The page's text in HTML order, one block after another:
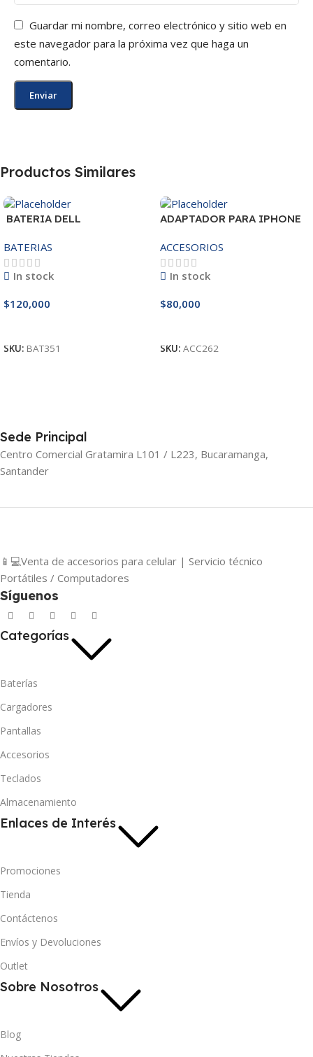
Guardar mi nombre, correo electrónico y sitio web en
este navegador para la próxima vez que haga un
comentario.
Productos Similares
BATERIA DELL
3521/5421/3425 14.8V
BATERIAS
In stock
$120,000
SKU: BAT351
ADAPTADOR PARA IPHONE
ACCESORIOS
In stock
$80,000
SKU: ACC262
Sede Principal
Centro Comercial Gratamira L101 / L223, Bucaramanga,
Santander
📱💻Venta de accesorios para celular | Servicio técnico
Portátiles / Computadores
Síguenos
Categorías
Baterías
Cargadores
Pantallas
Accesorios
Teclados
Almacenamiento
Enlaces de Interés
Promociones
Tienda
Contáctenos
Envíos y Devoluciones
Outlet
Sobre Nosotros
Blog